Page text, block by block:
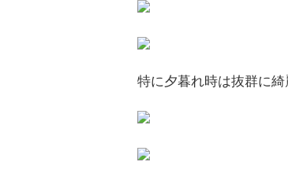
特に夕暮れ時は抜群に綺